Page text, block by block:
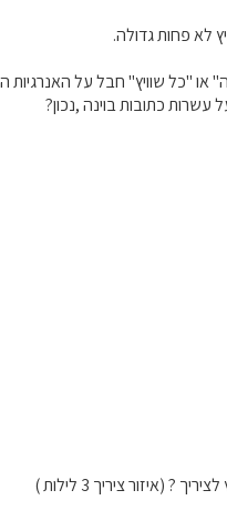
לא פחות גדולה.
"כל שוויץ" חבל על האנרגיות
עשרות כתובות בוינה ,נכון?
ציריך 3 לילות )